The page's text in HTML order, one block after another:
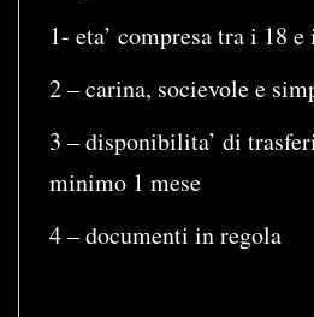
1- eta’ compresa tra i 18
2 – carina, socievole e
3 – disponibilita’ di
minimo 1 mese
4 – documenti in regola